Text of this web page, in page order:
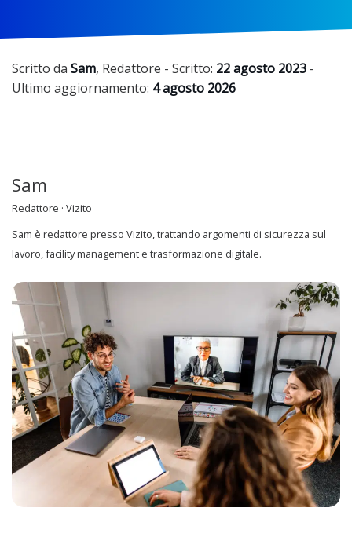
Scritto da Sam, Redattore - Scritto: 22 agosto 2023 -
Ultimo aggiornamento: 4 agosto 2026
Sam
Redattore · Vizito
Sam è redattore presso Vizito, trattando argomenti di sicurezza sul
lavoro, facility management e trasformazione digitale.